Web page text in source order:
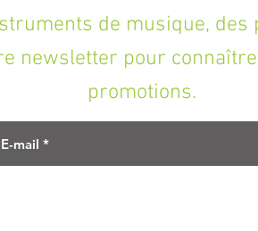
de musique, des
newsletter pour
promotions.